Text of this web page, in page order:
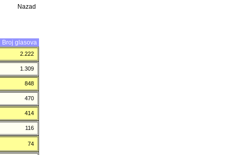
Nazad
Broj glasova
2.222
1.309
848
470
414
116
74